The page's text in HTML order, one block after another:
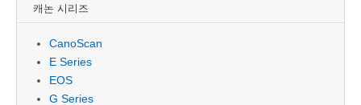
캐논 시리즈
CanoScan
E Series
EOS
G Series